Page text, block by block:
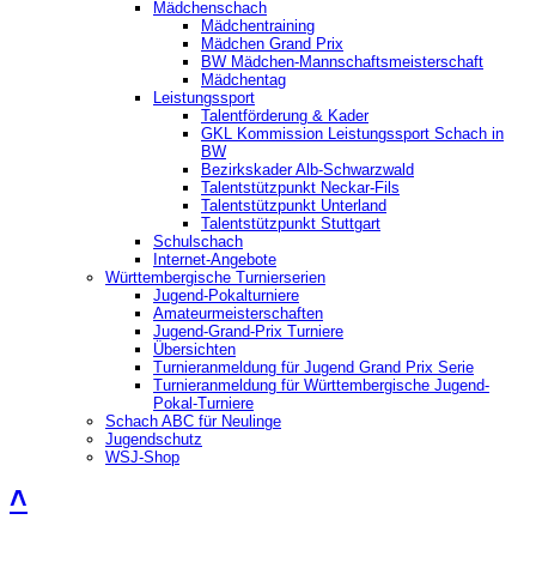
Mädchenschach
Mädchentraining
Mädchen Grand Prix
BW Mädchen-Mannschaftsmeisterschaft
Mädchentag
Leistungssport
Talentförderung & Kader
GKL Kommission Leistungssport Schach in
BW
Bezirkskader Alb-Schwarzwald
Talentstützpunkt Neckar-Fils
Talentstützpunkt Unterland
Talentstützpunkt Stuttgart
Schulschach
Internet-Angebote
Württembergische Turnierserien
Jugend-Pokalturniere
Amateurmeisterschaften
Jugend-Grand-Prix Turniere
Übersichten
Turnieranmeldung für Jugend Grand Prix Serie
Turnieranmeldung für Württembergische Jugend-
Pokal-Turniere
Schach ABC für Neulinge
Jugendschutz
WSJ-Shop
˄